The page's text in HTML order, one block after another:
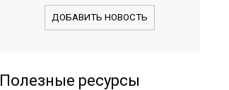
ДОБАВИТЬ НОВОСТЬ
Полезные ресурсы